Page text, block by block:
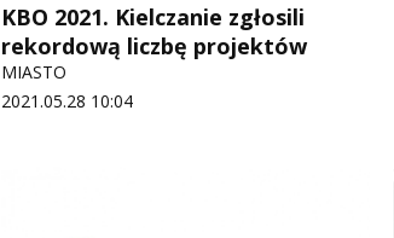
KBO 2021. Kielczanie zgłosili
rekordową liczbę projektów
MIASTO
2021.05.28 10:04